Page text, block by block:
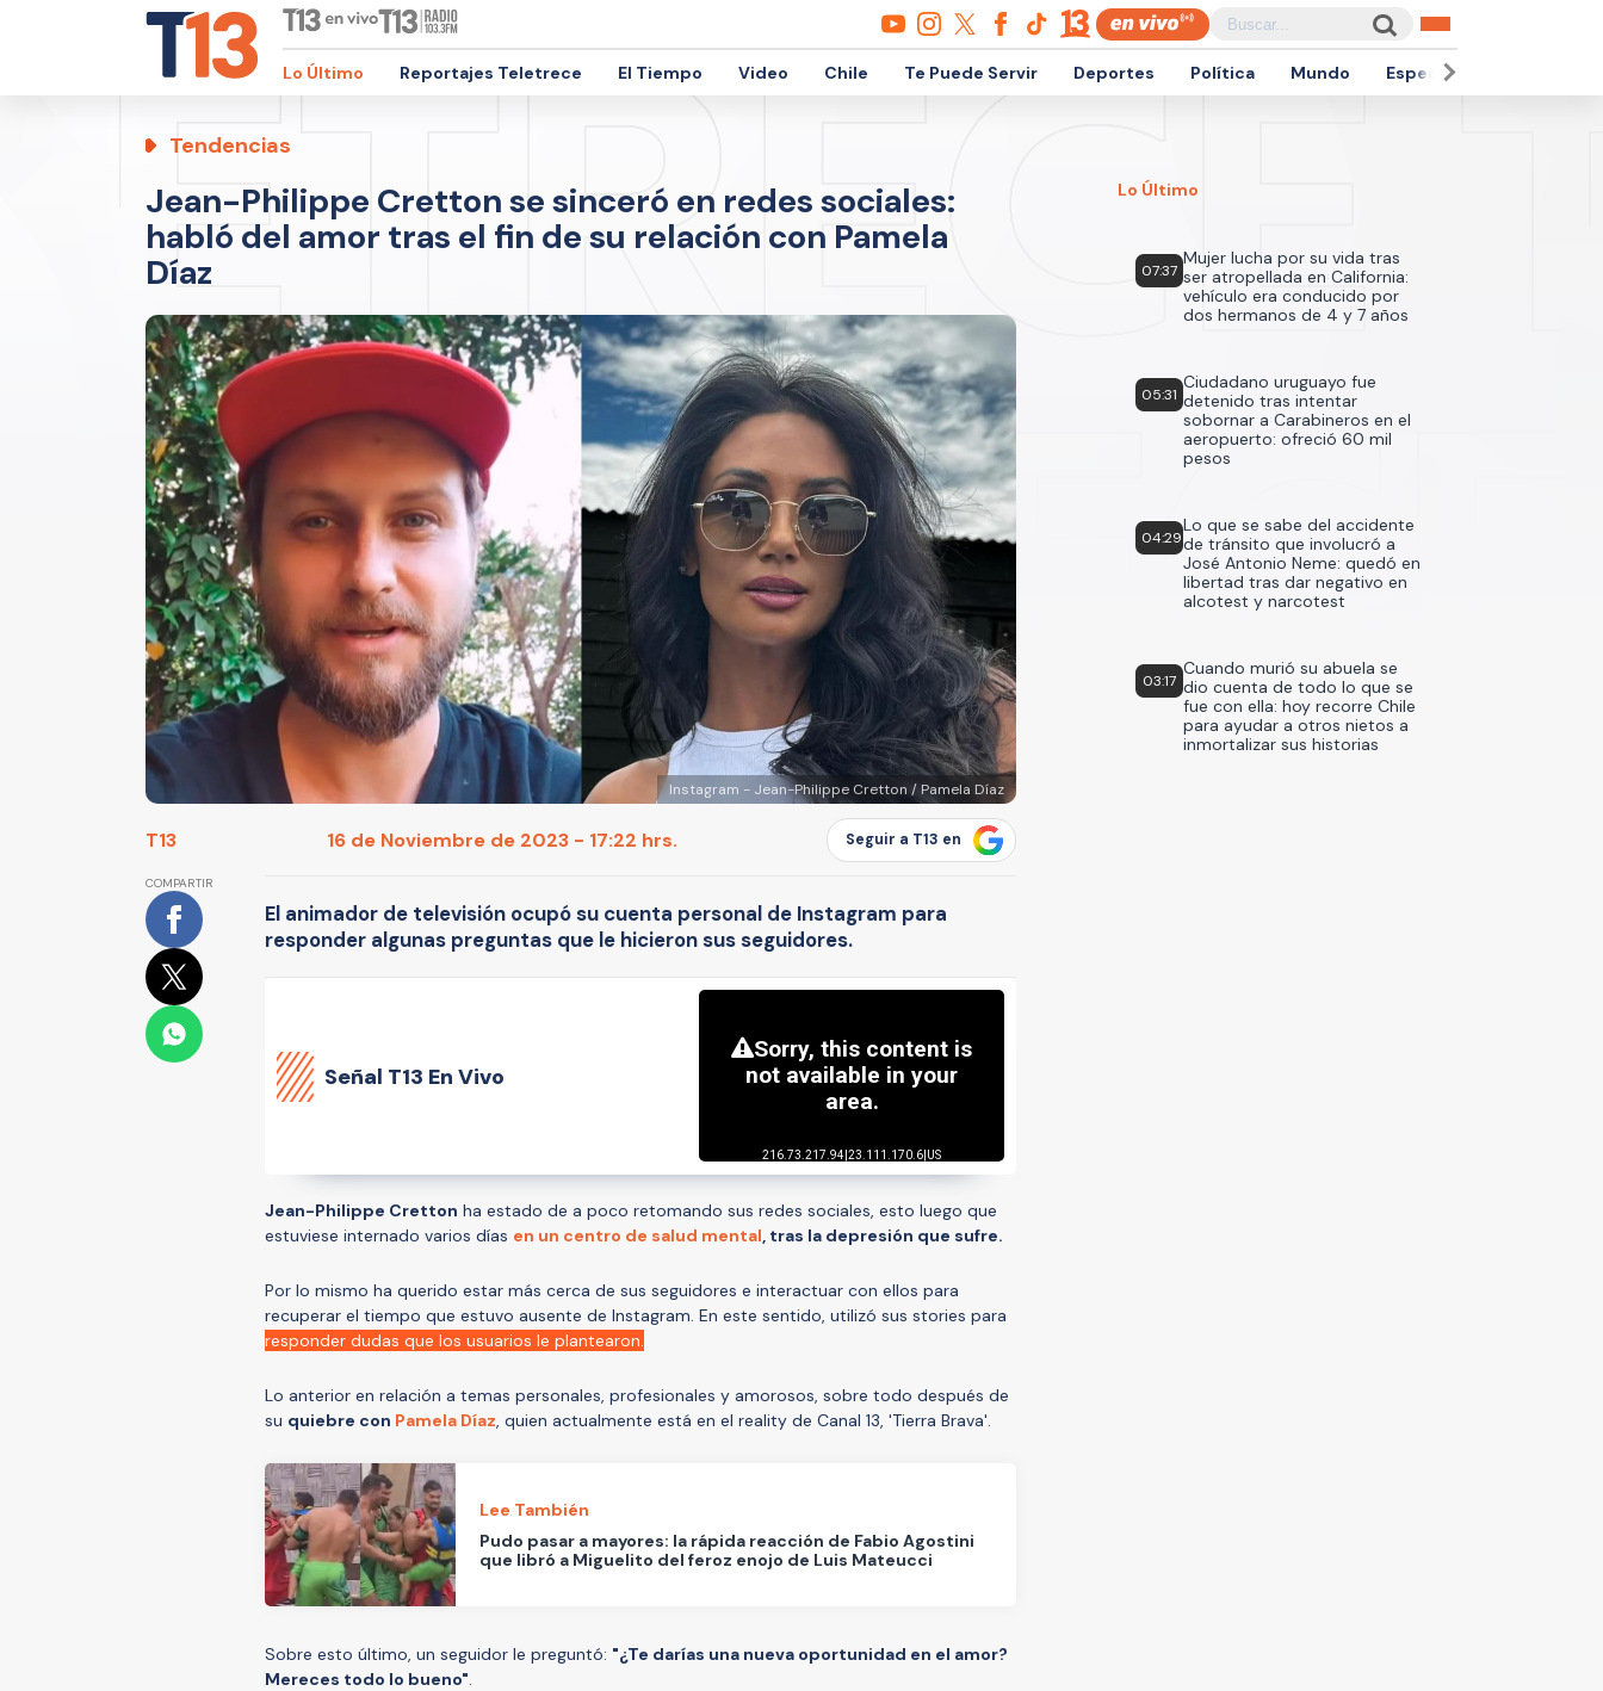
Lo Último Reportajes Teletrece El Tiempo Video Chile Te Puede Servir Deportes Política Mundo Espectáculos
Tendencias
Jean-Philippe Cretton se sinceró en redes sociales:
habló del amor tras el fin de su relación con Pamela
Díaz
Instagram - Jean-Philippe Cretton / Pamela Díaz
T13 16 de Noviembre de 2023 - 17:22 hrs. Seguir a T13 en
COMPARTIR
El animador de televisión ocupó su cuenta personal de Instagram para
responder algunas preguntas que le hicieron sus seguidores.
Señal T13 En Vivo
Jean-Philippe Cretton ha estado de a poco retomando sus redes sociales, esto luego que
estuviese internado varios días en un centro de salud mental, tras la depresión que sufre.
Por lo mismo ha querido estar más cerca de sus seguidores e interactuar con ellos para
recuperar el tiempo que estuvo ausente de Instagram. En este sentido, utilizó sus stories para
responder dudas que los usuarios le plantearon.
Lo anterior en relación a temas personales, profesionales y amorosos, sobre todo después de
su quiebre con Pamela Díaz, quien actualmente está en el reality de Canal 13, 'Tierra Brava'.
Lee También
Pudo pasar a mayores: la rápida reacción de Fabio Agostini
que libró a Miguelito del feroz enojo de Luis Mateucci
Sobre esto último, un seguidor le preguntó: "¿Te darías una nueva oportunidad en el amor?
Mereces todo lo bueno".
Lo Último
07:37
Mujer lucha por su vida tras
ser atropellada en California:
vehículo era conducido por
dos hermanos de 4 y 7 años
05:31
Ciudadano uruguayo fue
detenido tras intentar
sobornar a Carabineros en el
aeropuerto: ofreció 60 mil
pesos
04:29
Lo que se sabe del accidente
de tránsito que involucró a
José Antonio Neme: quedó en
libertad tras dar negativo en
alcotest y narcotest
03:17
Cuando murió su abuela se
dio cuenta de todo lo que se
fue con ella: hoy recorre Chile
para ayudar a otros nietos a
inmortalizar sus historias